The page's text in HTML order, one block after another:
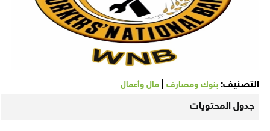
التصنيف: بنوك ومصارف| مال وأعمال
جدول المحتويات